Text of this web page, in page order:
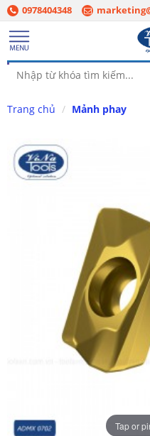
0978404348
Trang chủ Mảnh phay
Tap or